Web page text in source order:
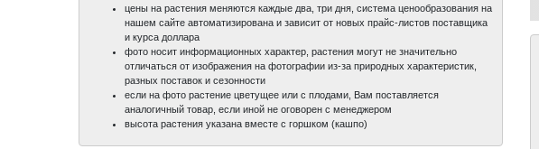
цены на растения меняются каждые два, три дня, система ценообразования на
нашем сайте автоматизирована и зависит от новых прайс-листов поставщика
и курса доллара
фото носит информационных характер, растения могут не значительно
отличаться от изображения на фотографии из-за природных характеристик,
разных поставок и сезонности
если на фото растение цветущее или с плодами, Вам поставляется
аналогичный товар, если иной не оговорен с менеджером
высота растения указана вместе с горшком (кашпо)